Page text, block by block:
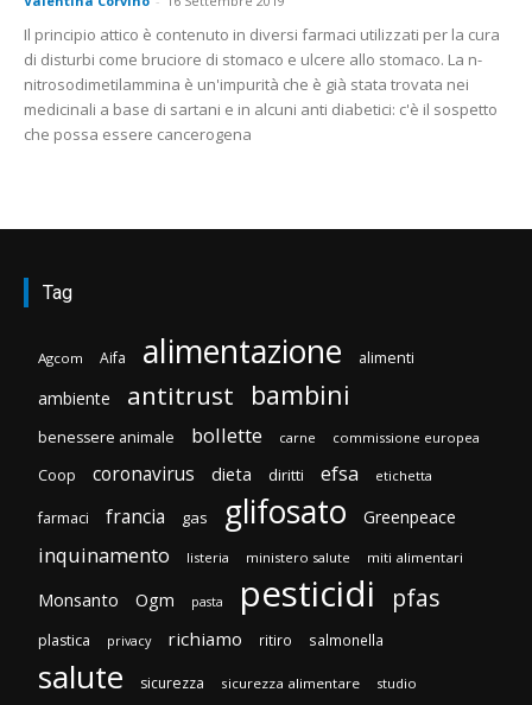
Il principio attico è contenuto in diversi farmaci utilizzati per la cura
di disturbi come bruciore di stomaco e ulcere allo stomaco. La n-
nitrosodimetilammina è un'impurità che è già stata trovata nei
medicinali a base di sartani e in alcuni anti diabetici: c'è il sospetto
che possa essere cancerogena
Tag
Agcom Aifa alimentazione alimenti
ambiente antitrust bambini
benessere animale bollette carne commissione europea
Coop coronavirus dieta diritti efsa etichetta
farmaci francia gas glifosato Greenpeace
inquinamento listeria ministero salute miti alimentari
Monsanto Ogm pasta pesticidi pfas
plastica privacy richiamo ritiro salmonella
salute sicurezza sicurezza alimentare studio